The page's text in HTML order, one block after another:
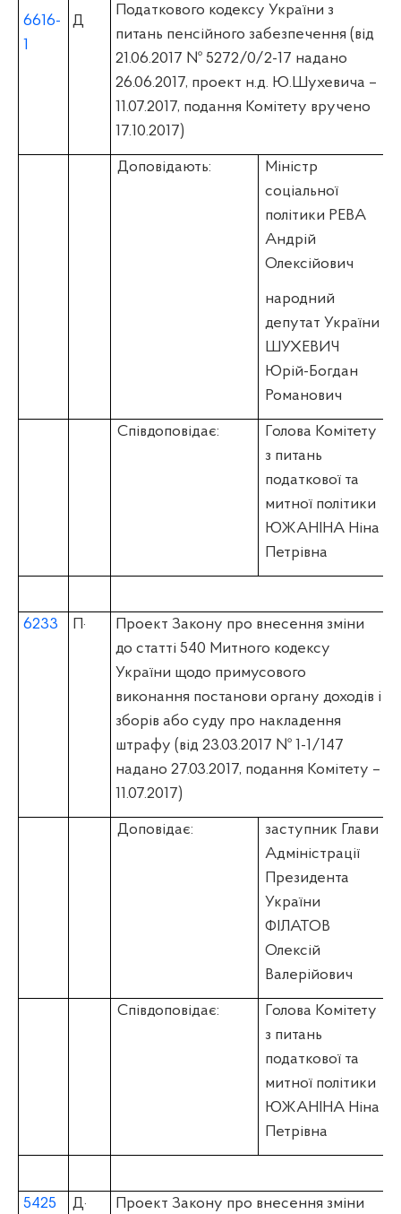
6616-
1
Д
Податкового кодексу України з
питань пенсійного забезпечення (вiд
21.06.2017 № 5272/0/2-17 надано
26.06.2017, проект н.д. Ю.Шухевича –
11.07.2017, подання Комітету вручено
17.10.2017)
Доповідають:
Міністр
соціальної
політики РЕВА
Андрій
Олексійович
народний
депутат України
ШУХЕВИЧ
Юрій-Богдан
Романович
Співдоповідає:
Голова Комітету
з питань
податкової та
митної політики
ЮЖАНІНА Ніна
Петрівна
6233 П·
Проект Закону про внесення зміни
до статті 540 Митного кодексу
України щодо примусового
виконання постанови органу доходів і
зборів або суду про накладення
штрафу (вiд 23.03.2017 № 1-1/147
надано 27.03.2017, подання Комітету –
11.07.2017)
Доповідає:
заступник Глави
Адміністрації
Президента
України
ФІЛАТОВ
Олексій
Валерійович
Співдоповідає:
Голова Комітету
з питань
податкової та
митної політики
ЮЖАНІНА Ніна
Петрівна
5425 Д·
Проект Закону про внесення зміни